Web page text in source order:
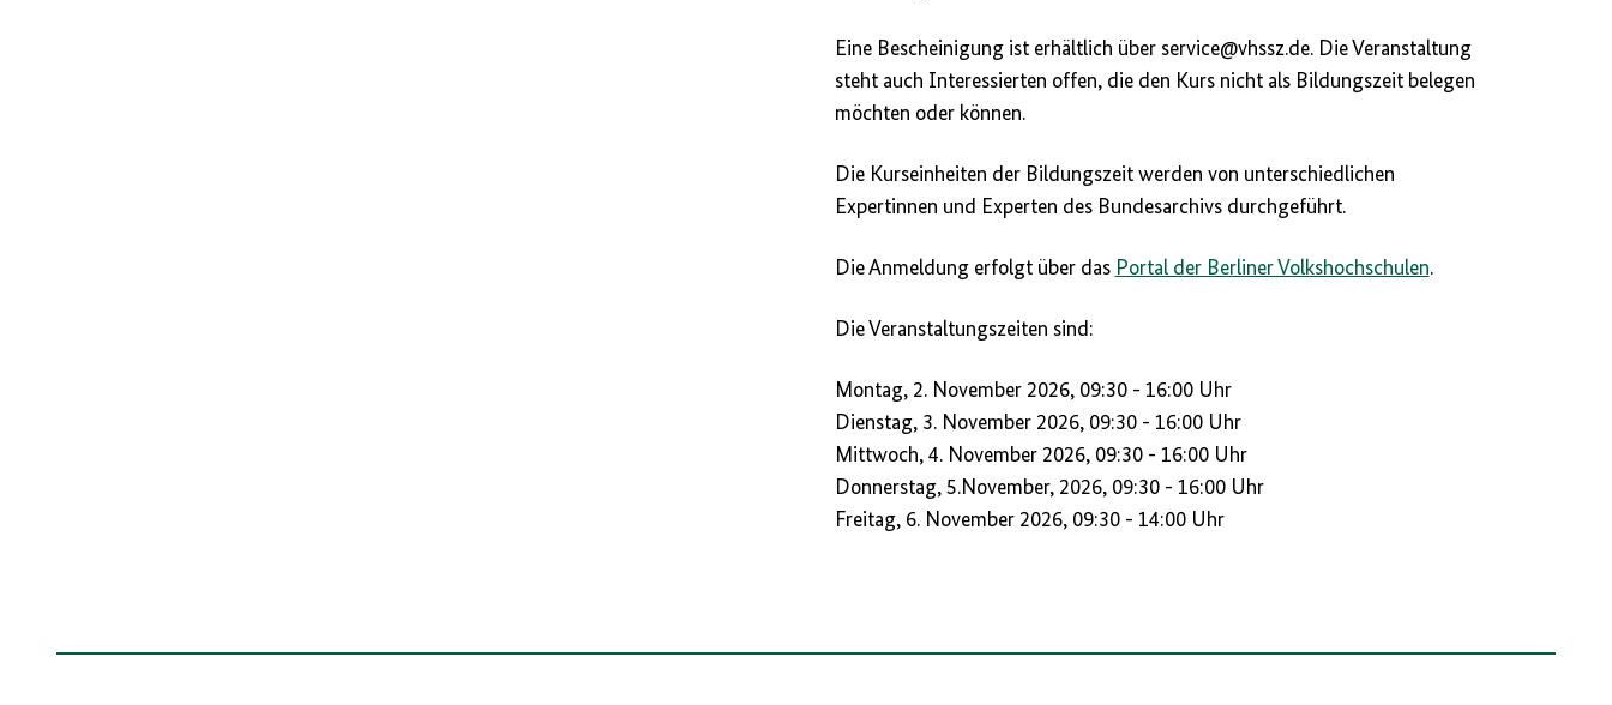
Eine Bescheinigung ist erhältlich über service@vhssz.de. Die Veranstaltung
steht auch Interessierten offen, die den Kurs nicht als Bildungszeit belegen
möchten oder können.
Die Kurseinheiten der Bildungszeit werden von unterschiedlichen
Expertinnen und Experten des Bundesarchivs durchgeführt.
Die Anmeldung erfolgt über das Portal der Berliner Volkshochschulen.
Die Veranstaltungszeiten sind:
Montag, 2. November 2026, 09:30 - 16:00 Uhr
Dienstag, 3. November 2026, 09:30 - 16:00 Uhr
Mittwoch, 4. November 2026, 09:30 - 16:00 Uhr
Donnerstag, 5.November, 2026, 09:30 - 16:00 Uhr
Freitag, 6. November 2026, 09:30 - 14:00 Uhr